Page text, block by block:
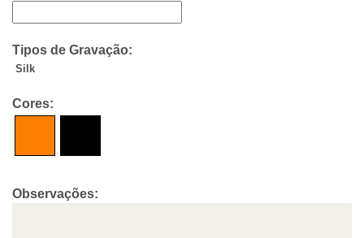
Tipos de Gravação:
Silk
Cores:
Observações: